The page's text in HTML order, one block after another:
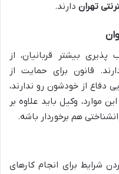
تهران دارند.
بیشتر قربانیان، از
قانون برای حمایت از
دفاع از خودشون رو ندارند،
موارد، وکیل باید علاوه بر
هم برخوردار باشه.
شرایط برای انجام کارهای